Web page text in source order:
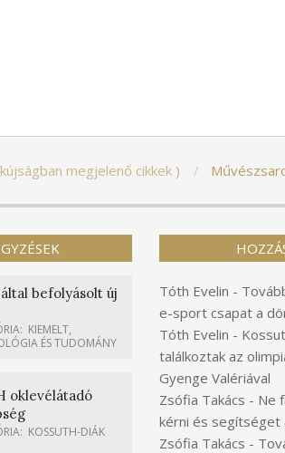
megjelenő cikkek
befolyásolt új
KIEMELT,
ÉS TUDOMÁNY
oklevélátadó
KOSSUTH-DIÁK
Tóth Evelin -
e-sport csapat a
Tóth Evelin -
találkoztak az
Gyenge Valériával
Zsófia Takács - Ne
kérni és segítséget
Zsófia Takács -